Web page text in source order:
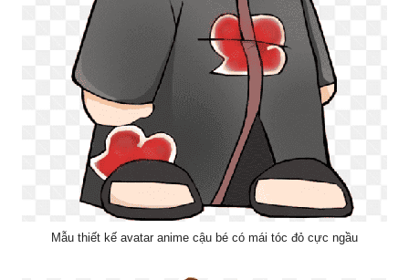
Mẫu thiết kế avatar anime cậu bé có mái tóc đỏ cực ngầu